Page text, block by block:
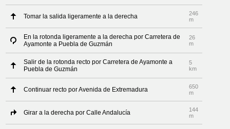
Tomar la salida ligeramente a la derecha
246
m
En la rotonda ligeramente a la derecha por Carretera de
Ayamonte a Puebla de Guzmán
26
m
Salir de la rotonda recto por Carretera de Ayamonte a
Puebla de Guzmán
5
km
Continuar recto por Avenida de Extremadura
650
m
Girar a la derecha por Calle Andalucía
144
m